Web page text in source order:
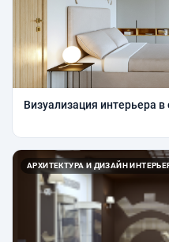
Визуализация интерьера
АРХИТЕКТУРА И ДИЗАЙН